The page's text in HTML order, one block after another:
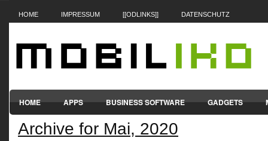
HOME IMPRESSUM [[ODLINKS]] DATENSCHUTZ
HOME APPS BUSINESS SOFTWARE GADGETS
SMARTPHONES & HANDYS TABLET-PCS
Archive for Mai, 2020